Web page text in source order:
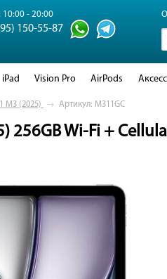
10:00 - 20:00
150-55-87
iPad Vision Pro AirPods
M3 (2025) → Артикул: M311GC
256GB Wi-Fi +